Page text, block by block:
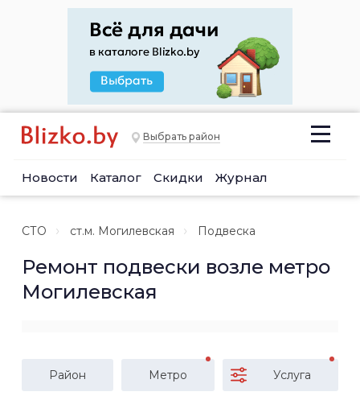
Выбрать район
Новости Каталог Скидки Журнал
СТО ст.м. Могилевская Подвеска
Ремонт подвески возле метро
Могилевская
Район Метро Услуга